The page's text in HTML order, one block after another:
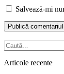
Salvează-mi
Caută...
Articole recente